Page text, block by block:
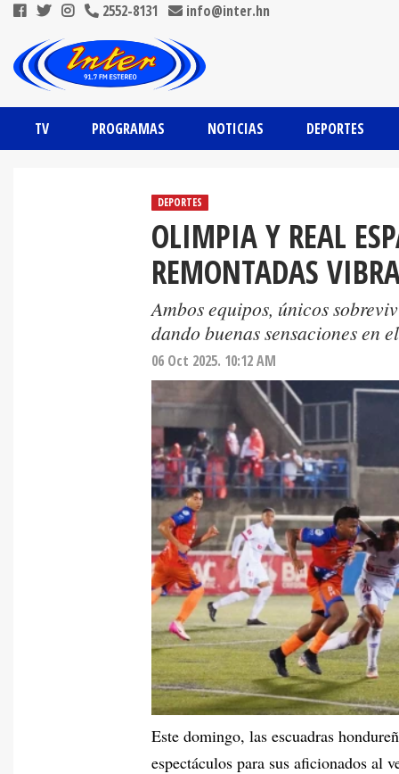
2552-8131 info@inter.hn
TV PROGRAMAS NOTICIAS DEPORTES
DEPORTES
OLIMPIA Y REAL
REMONTADAS
Ambos equipos, únicos
dando buenas sensaciones en
06 Oct 2025. 10:12 AM
Este domingo, las escuadras
espectáculos para sus aficionados al